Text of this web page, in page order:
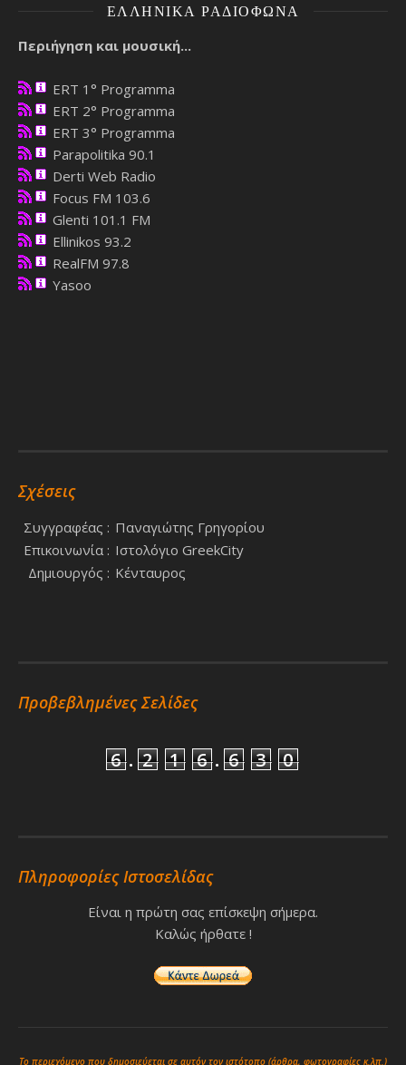
ΕΛΛΗΝΙΚΆ ΡΑΔΙΌΦΩΝΑ
Περιήγηση και μουσική...
ERT 1° Programma
ERT 2° Programma
ERT 3° Programma
Parapolitika 90.1
Derti Web Radio
Focus FM 103.6
Glenti 101.1 FM
Ellinikos 93.2
RealFM 97.8
Yasoo
Σχέσεις
Συγγραφέας : Παναγιώτης Γρηγορίου
Επικοινωνία : Ιστολόγιο GreekCity
Δημιουργός : Κένταυρος
Προβεβλημένες Σελίδες
6 . 2 1 6 . 6 3 0
Πληροφορίες Ιστοσελίδας
Είναι η πρώτη σας επίσκεψη σήμερα.
Καλώς ήρθατε !
Το περιεχόμενο που δημοσιεύεται σε αυτόν τον ιστότοπο (άρθρα, φωτογραφίες κ.λπ.)